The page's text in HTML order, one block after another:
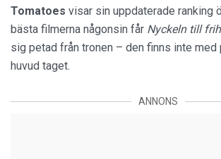
Tomatoes visar sin uppdaterade ranking
bästa filmerna någonsin får Nyckeln till
sig petad från tronen – den finns inte med
huvud taget.
ANNONS